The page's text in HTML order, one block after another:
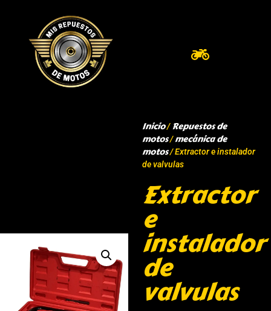
Inicio/Repuestos de
motos/mecánica de
motos/ Extractor e instalador
de valvulas
Extractor
e
instalador
de
valvulas